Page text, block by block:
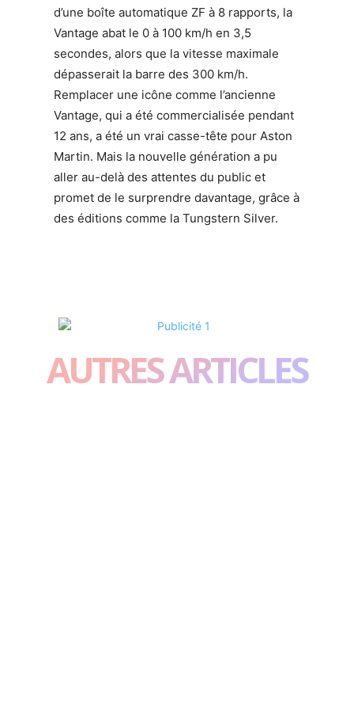
d’une boîte automatique ZF à 8 rapports, la
Vantage abat le 0 à 100 km/h en 3,5
secondes, alors que la vitesse maximale
dépasserait la barre des 300 km/h.
Remplacer une icône comme l’ancienne
Vantage, qui a été commercialisée pendant
12 ans, a été un vrai casse-tête pour Aston
Martin. Mais la nouvelle génération a pu
aller au-delà des attentes du public et
promet de le surprendre davantage, grâce à
des éditions comme la Tungstern Silver.
AUTRES ARTICLES